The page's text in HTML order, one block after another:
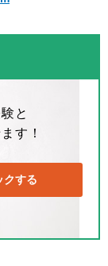
と
す！
クする